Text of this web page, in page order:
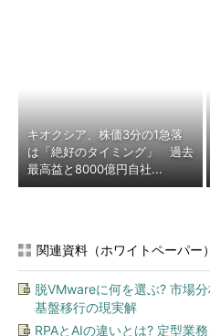
キオクシア、株価3分の1急落
は「絶好のタイミング」 過去
最高益と8000億円自社...
関連資料（ホワイトペーパー）
脱VMwareに何を選ぶ? 市場
基盤移行の現実解
RPAとAIの違いとは? 定型業